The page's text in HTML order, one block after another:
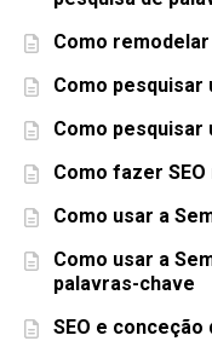
Como
Como pesquisar
Como pesquisar
Como fazer
Como usar a
Como usar a
palavras-chave
SEO e conceção